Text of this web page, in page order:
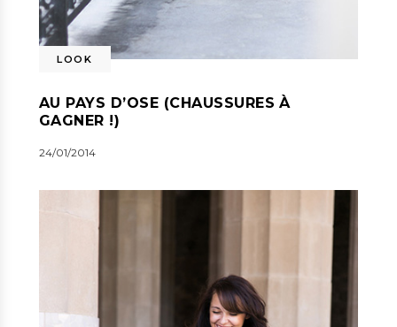
LOOK
AU PAYS D’OSE (CHAUSSURES À
GAGNER !)
24/01/2014